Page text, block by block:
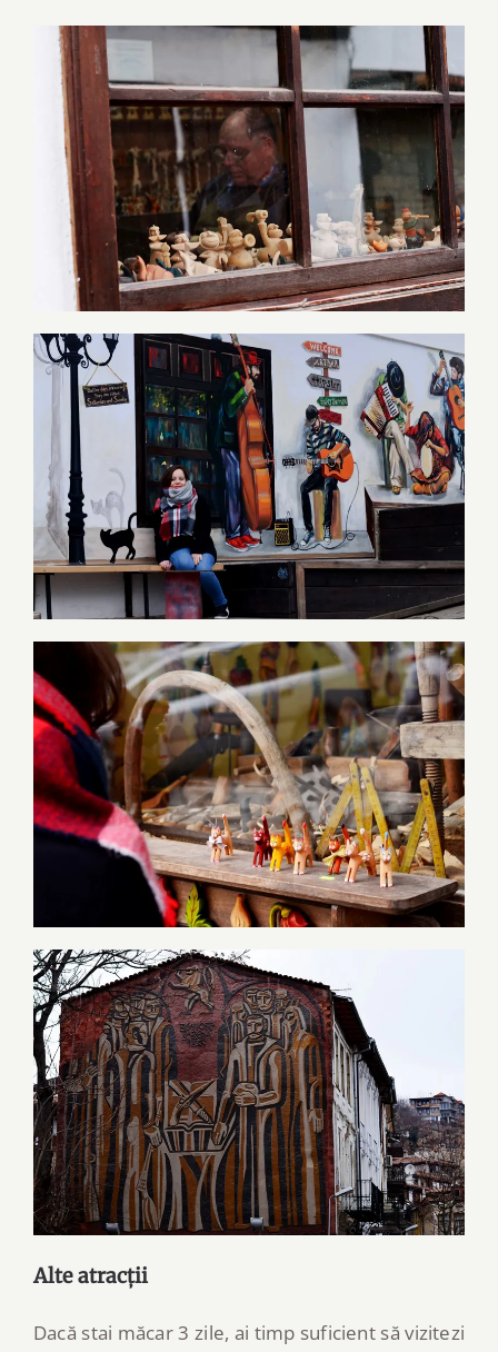
Alte atracții
Dacă stai măcar 3 zile, ai timp suficient să vizitezi